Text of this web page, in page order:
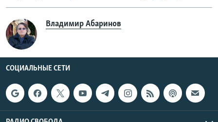
Владимир Абаринов
СОЦИАЛЬНЫЕ СЕТИ